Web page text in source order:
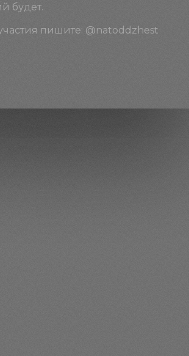
будет.
пишите: @natoddzhest